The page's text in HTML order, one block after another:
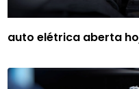
auto elétrica aberta